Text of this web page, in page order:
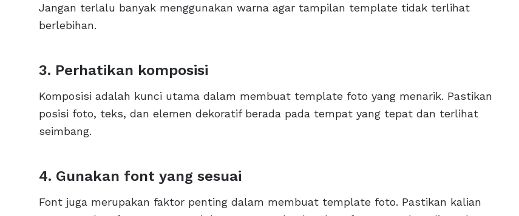
Jangan terlalu banyak menggunakan warna agar tampilan template tidak terlihat
berlebihan.
3. Perhatikan komposisi
Komposisi adalah kunci utama dalam membuat template foto yang menarik. Pastikan
posisi foto, teks, dan elemen dekoratif berada pada tempat yang tepat dan terlihat
seimbang.
4. Gunakan font yang sesuai
Font juga merupakan faktor penting dalam membuat template foto. Pastikan kalian